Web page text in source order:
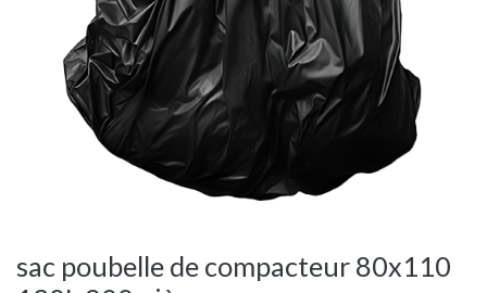
sac poubelle de compacteur 80x110